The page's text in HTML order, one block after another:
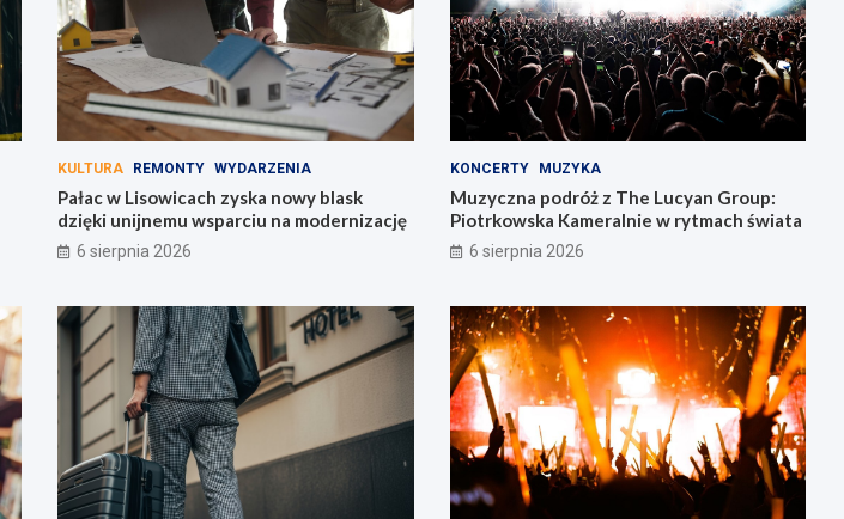
KULTURA REMONTY WYDARZENIA
Pałac w Lisowicach zyska nowy blask
dzięki unijnemu wsparciu na modernizację
6 sierpnia 2026
KONCERTY MUZYKA
Muzyczna podróż z The Lucyan Group:
Piotrkowska Kameralnie w rytmach świata
6 sierpnia 2026